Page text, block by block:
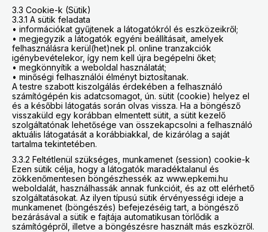
3.3 Cookie-k (Sütik)
3.3.1 A sütik feladata
• információkat gyűjtenek a látogatókról és eszközeikről;
• megjegyzik a látogatók egyéni beállításait, amelyek
felhasználásra kerül(het)nek pl. online tranzakciók
igénybevételekor, így nem kell újra begépelni őket;
• megkönnyítik a weboldal használatát;
• minőségi felhasználói élményt biztosítanak.
A testre szabott kiszolgálás érdekében a felhasználó
számítógépén kis adatcsomagot, ún. sütit (cookie) helyez el
és a későbbi látogatás során olvas vissza. Ha a böngésző
visszaküld egy korábban elmentett sütit, a sütit kezelő
szolgáltatónak lehetősége van összekapcsolni a felhasználó
aktuális látogatását a korábbiakkal, de kizárólag a saját
tartalma tekintetében.
3.3.2 Feltétlenül szükséges, munkamenet (session) cookie-k
Ezen sütik célja, hogy a látogatók maradéktalanul és
zökkenőmentesen böngészhessék az www.epkemi.hu
weboldalát, használhassák annak funkcióit, és az ott elérhető
szolgáltatásokat. Az ilyen típusú sütik érvényességi ideje a
munkamenet (böngészés) befejezéséig tart, a böngésző
bezárásával a sütik e fajtája automatikusan törlődik a
számítógépről, illetve a böngészésre használt más eszközről.